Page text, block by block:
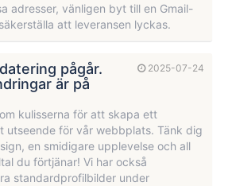
adresser, vänligen byt till en Gmail-
att leveransen lyckas.
2025-07-24
pågår.
är på
kulisserna för att skapa ett
utseende för vår webbplats. Tänk dig
en smidigare upplevelse och all
du förtjänar! Vi har också
standardprofilbilder under